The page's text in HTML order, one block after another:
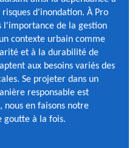
d'inondation. À Pro
l'importance de la gestion
contexte urbain comme
et à la durabilité de
aux besoins variés des
Se projeter dans un
responsable est
nous en faisons notre
goutte à la fois.